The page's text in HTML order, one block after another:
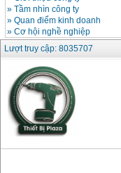
» Tầm nhìn công ty
» Quan điểm kinh doanh
» Cơ hội nghề nghiệp
Lượt truy cập: 8035707